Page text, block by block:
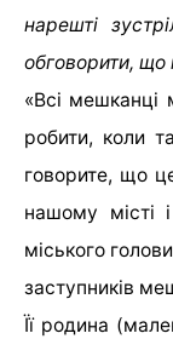
нарешті
обговорити,
«Всі мешканці
робити, коли
говорите, що
нашому місті
міського
заступників
Її родина